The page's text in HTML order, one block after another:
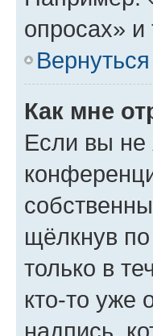
опросах» и
Как мне
Если вы не
щёлкнув по
только в
кто-то уже